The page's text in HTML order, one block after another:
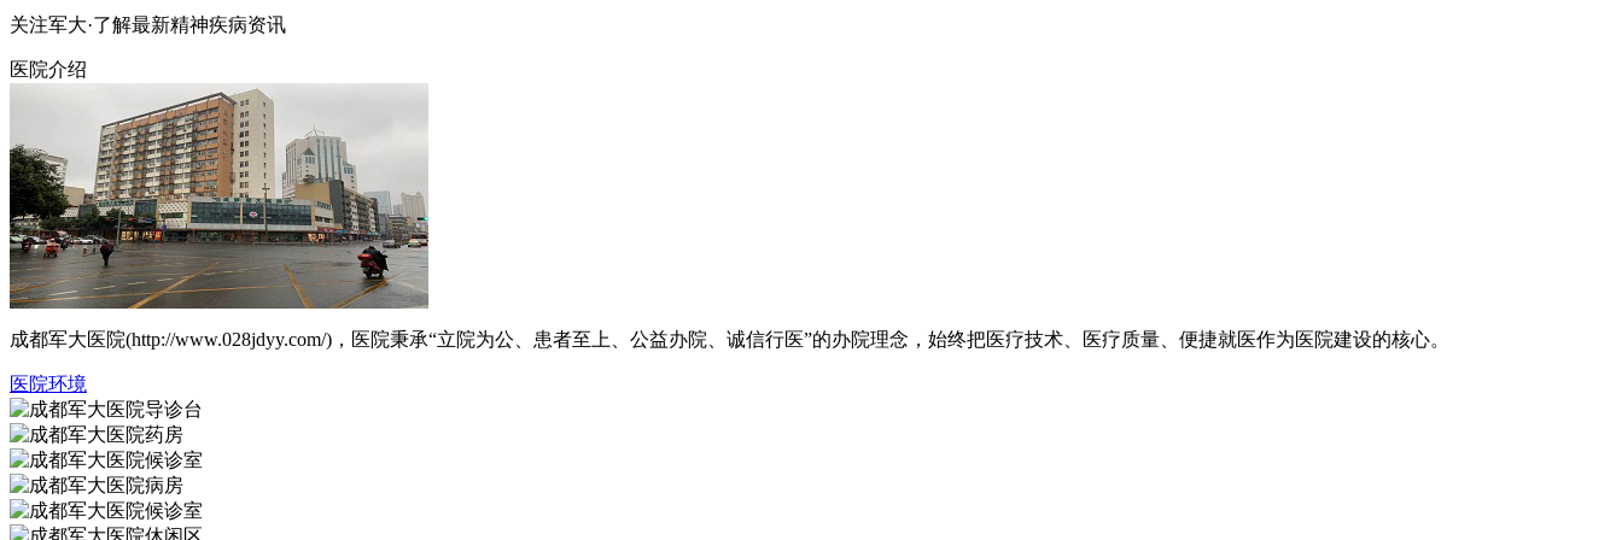
关注军大·了解最新精神疾病资讯
医院介绍
成都军大医院(http://www.028jdyy.com/)，医院秉承“立院为公、患者至上、公益办院、诚信行医”的办院理念，始终把医疗技术、医疗质量、便捷就医作为医院建设的核心。
医院环境